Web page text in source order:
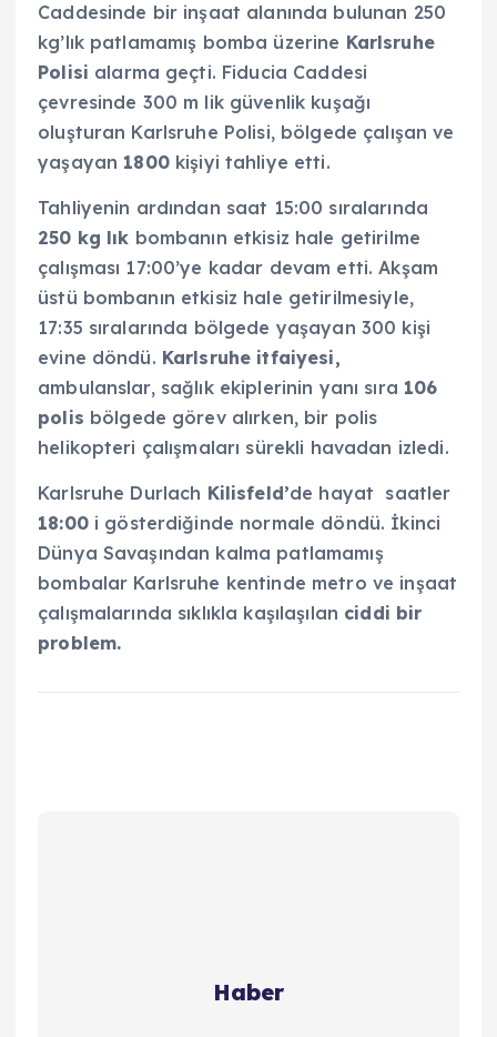
Caddesinde bir inşaat alanında bulunan 250
kg’lık patlamamış bomba üzerine Karlsruhe
Polisi alarma geçti. Fiducia Caddesi
çevresinde 300 m lik güvenlik kuşağı
oluşturan Karlsruhe Polisi, bölgede çalışan ve
yaşayan 1800kişiyi tahliye etti.
Tahliyenin ardından saat 15:00 sıralarında
250 kg lık bombanın etkisiz hale getirilme
çalışması 17:00’ye kadar devam etti. Akşam
üstü bombanın etkisiz hale getirilmesiyle,
17:35 sıralarında bölgede yaşayan 300 kişi
evine döndü. Karlsruhe itfaiyesi,
ambulanslar, sağlık ekiplerinin yanı sıra 106
polis bölgede görev alırken, bir polis
helikopteri çalışmaları sürekli havadan izledi.
Karlsruhe Durlach Kilisfeld’de hayat saatler
18:00i gösterdiğinde normale döndü. İkinci
Dünya Savaşından kalma patlamamış
bombalar Karlsruhe kentinde metro ve inşaat
çalışmalarında sıklıkla kaşılaşılan ciddi bir
problem.
Haber